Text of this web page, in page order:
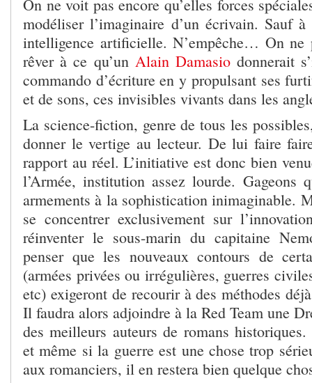
On ne voit pas encore qu’elles forces
modéliser l’imaginaire d’un écrivain. Sauf à
intelligence artificielle. N’empêche… On ne
rêver à ce qu’un Alain Damasio donnerait
commando d’écriture en y propulsant ses
et de sons, ces invisibles vivants dans les
La science-fiction, genre de tous les
donner le vertige au lecteur. De lui faire
rapport au réel. L’initiative est donc bien
l’Armée, institution assez lourde. Gageons
armements à la sophistication inimaginable.
se concentrer exclusivement sur
réinventer le sous-marin du capitaine
penser que les nouveaux contours de
(armées privées ou irrégulières, guerres
etc) exigeront de recourir à des méthodes
Il faudra alors adjoindre à la Red Team une
des meilleurs auteurs de romans
et même si la guerre est une chose trop
aux romanciers, il en restera bien quelque